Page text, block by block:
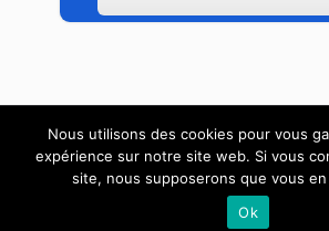
A propos Contact Mentions
Copyright text 2019 by
Nous utilisons des cookies pour vous
expérience sur notre site web. Si vous
site, nous supposerons que vous
Ok